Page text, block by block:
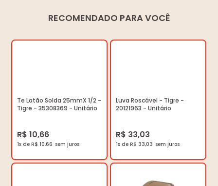
RECOMENDADO PARA VOCÊ
Te Latão Solda 25mmX 1/2 -
Tigre - 35308369 - Unitário
R$ 10,66
1x de R$ 10,66
Luva Roscável - Tigre -
20121963 - Unitário
R$ 33,03
1x de R$ 33,03